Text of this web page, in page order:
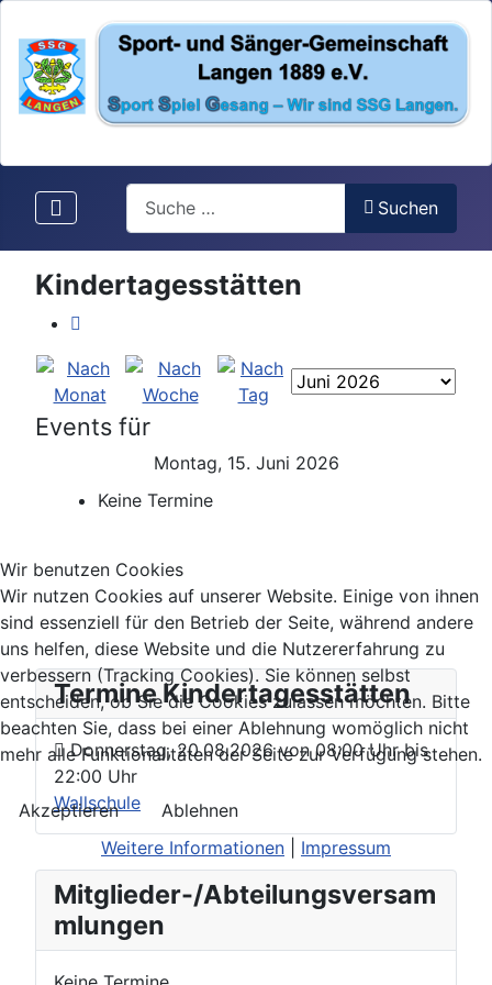
Search
Suchen
Mitglieder-/Abteilungsversam
mlungen
Kindertagesstätten
Events für
Montag, 15. Juni 2026
Keine Termine
Termine Kindertagesstätten
Donnerstag, 20.08.2026von08:00 Uhrbis
22:00 Uhr
Wallschule
Wir benutzen Cookies
Wir nutzen Cookies auf unserer Website. Einige von ihnen
sind essenziell für den Betrieb der Seite, während andere
uns helfen, diese Website und die Nutzererfahrung zu
verbessern (Tracking Cookies). Sie können selbst
entscheiden, ob Sie die Cookies zulassen möchten. Bitte
beachten Sie, dass bei einer Ablehnung womöglich nicht
mehr alle Funktionalitäten der Seite zur Verfügung stehen.
Akzeptieren
Ablehnen
Weitere Informationen
Impressum